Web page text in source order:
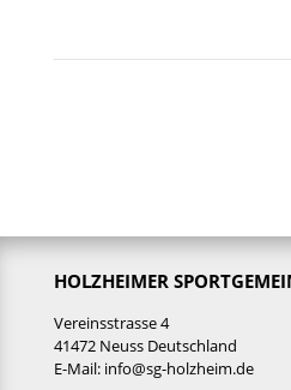
HOLZHEIMER
Vereinsstrasse 4
41472 Neuss Deutschland
E-Mail: info@sg-holzheim.de